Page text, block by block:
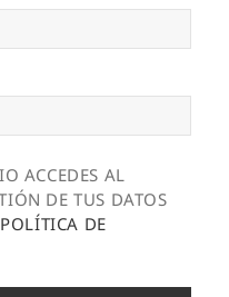
ACCEDES AL
DE TUS DATOS
POLÍTICA DE